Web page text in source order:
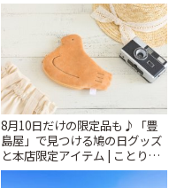
8月10日だけの限定品も♪「豊
島屋」で見つける鳩の日グッズ
と本店限定アイテム | ことりっ
ぷ